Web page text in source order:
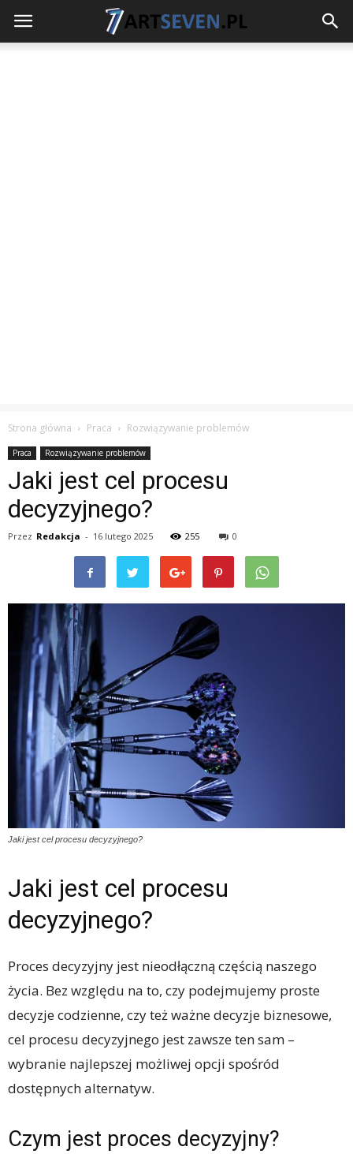
Strona główna Praca Rozwiązywanie problemów
Praca Rozwiązywanie problemów
Jaki jest cel procesu
decyzyjnego?
Przez Redakcja - 16 lutego 2025 255 0
Jaki jest cel procesu decyzyjnego?
Jaki jest cel procesu
decyzyjnego?
Proces decyzyjny jest nieodłączną częścią naszego
życia. Bez względu na to, czy podejmujemy proste
decyzje codzienne, czy też ważne decyzje biznesowe,
cel procesu decyzyjnego jest zawsze ten sam –
wybranie najlepszej możliwej opcji spośród
dostępnych alternatyw.
Czym jest proces decyzyjny?